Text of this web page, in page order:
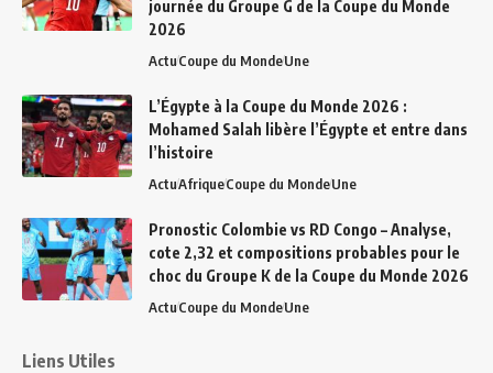
journée du Groupe G de la Coupe du Monde
2026
ActuCoupe du MondeUne
L’Égypte à la Coupe du Monde 2026 :
Mohamed Salah libère l’Égypte et entre dans
l’histoire
ActuAfriqueCoupe du MondeUne
Pronostic Colombie vs RD Congo – Analyse,
cote 2,32 et compositions probables pour le
choc du Groupe K de la Coupe du Monde 2026
ActuCoupe du MondeUne
Liens Utiles